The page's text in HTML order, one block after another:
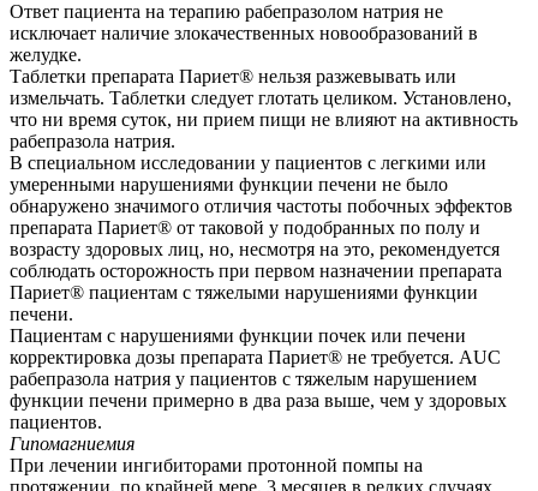
Ответ пациента на терапию рабепразолом натрия не
исключает наличие злокачественных новообразований в
желудке.
Таблетки препарата Париет® нельзя разжевывать или
измельчать. Таблетки следует глотать целиком. Установлено,
что ни время суток, ни прием пищи не влияют на активность
рабепразола натрия.
В специальном исследовании у пациентов с легкими или
умеренными нарушениями функции печени не было
обнаружено значимого отличия частоты побочных эффектов
препарата Париет® от таковой у подобранных по полу и
возрасту здоровых лиц, но, несмотря на это, рекомендуется
соблюдать осторожность при первом назначении препарата
Париет® пациентам с тяжелыми нарушениями функции
печени.
Пациентам с нарушениями функции почек или печени
корректировка дозы препарата Париет® не требуется. AUC
рабепразола натрия у пациентов с тяжелым нарушением
функции печени примерно в два раза выше, чем у здоровых
пациентов.
Гипомагниемия
При лечении ингибиторами протонной помпы на